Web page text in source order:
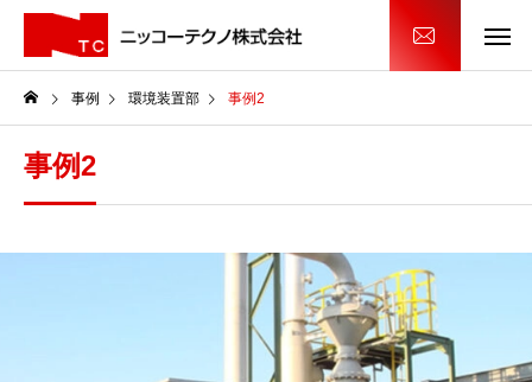
事例 環境装置部 事例2
事例2